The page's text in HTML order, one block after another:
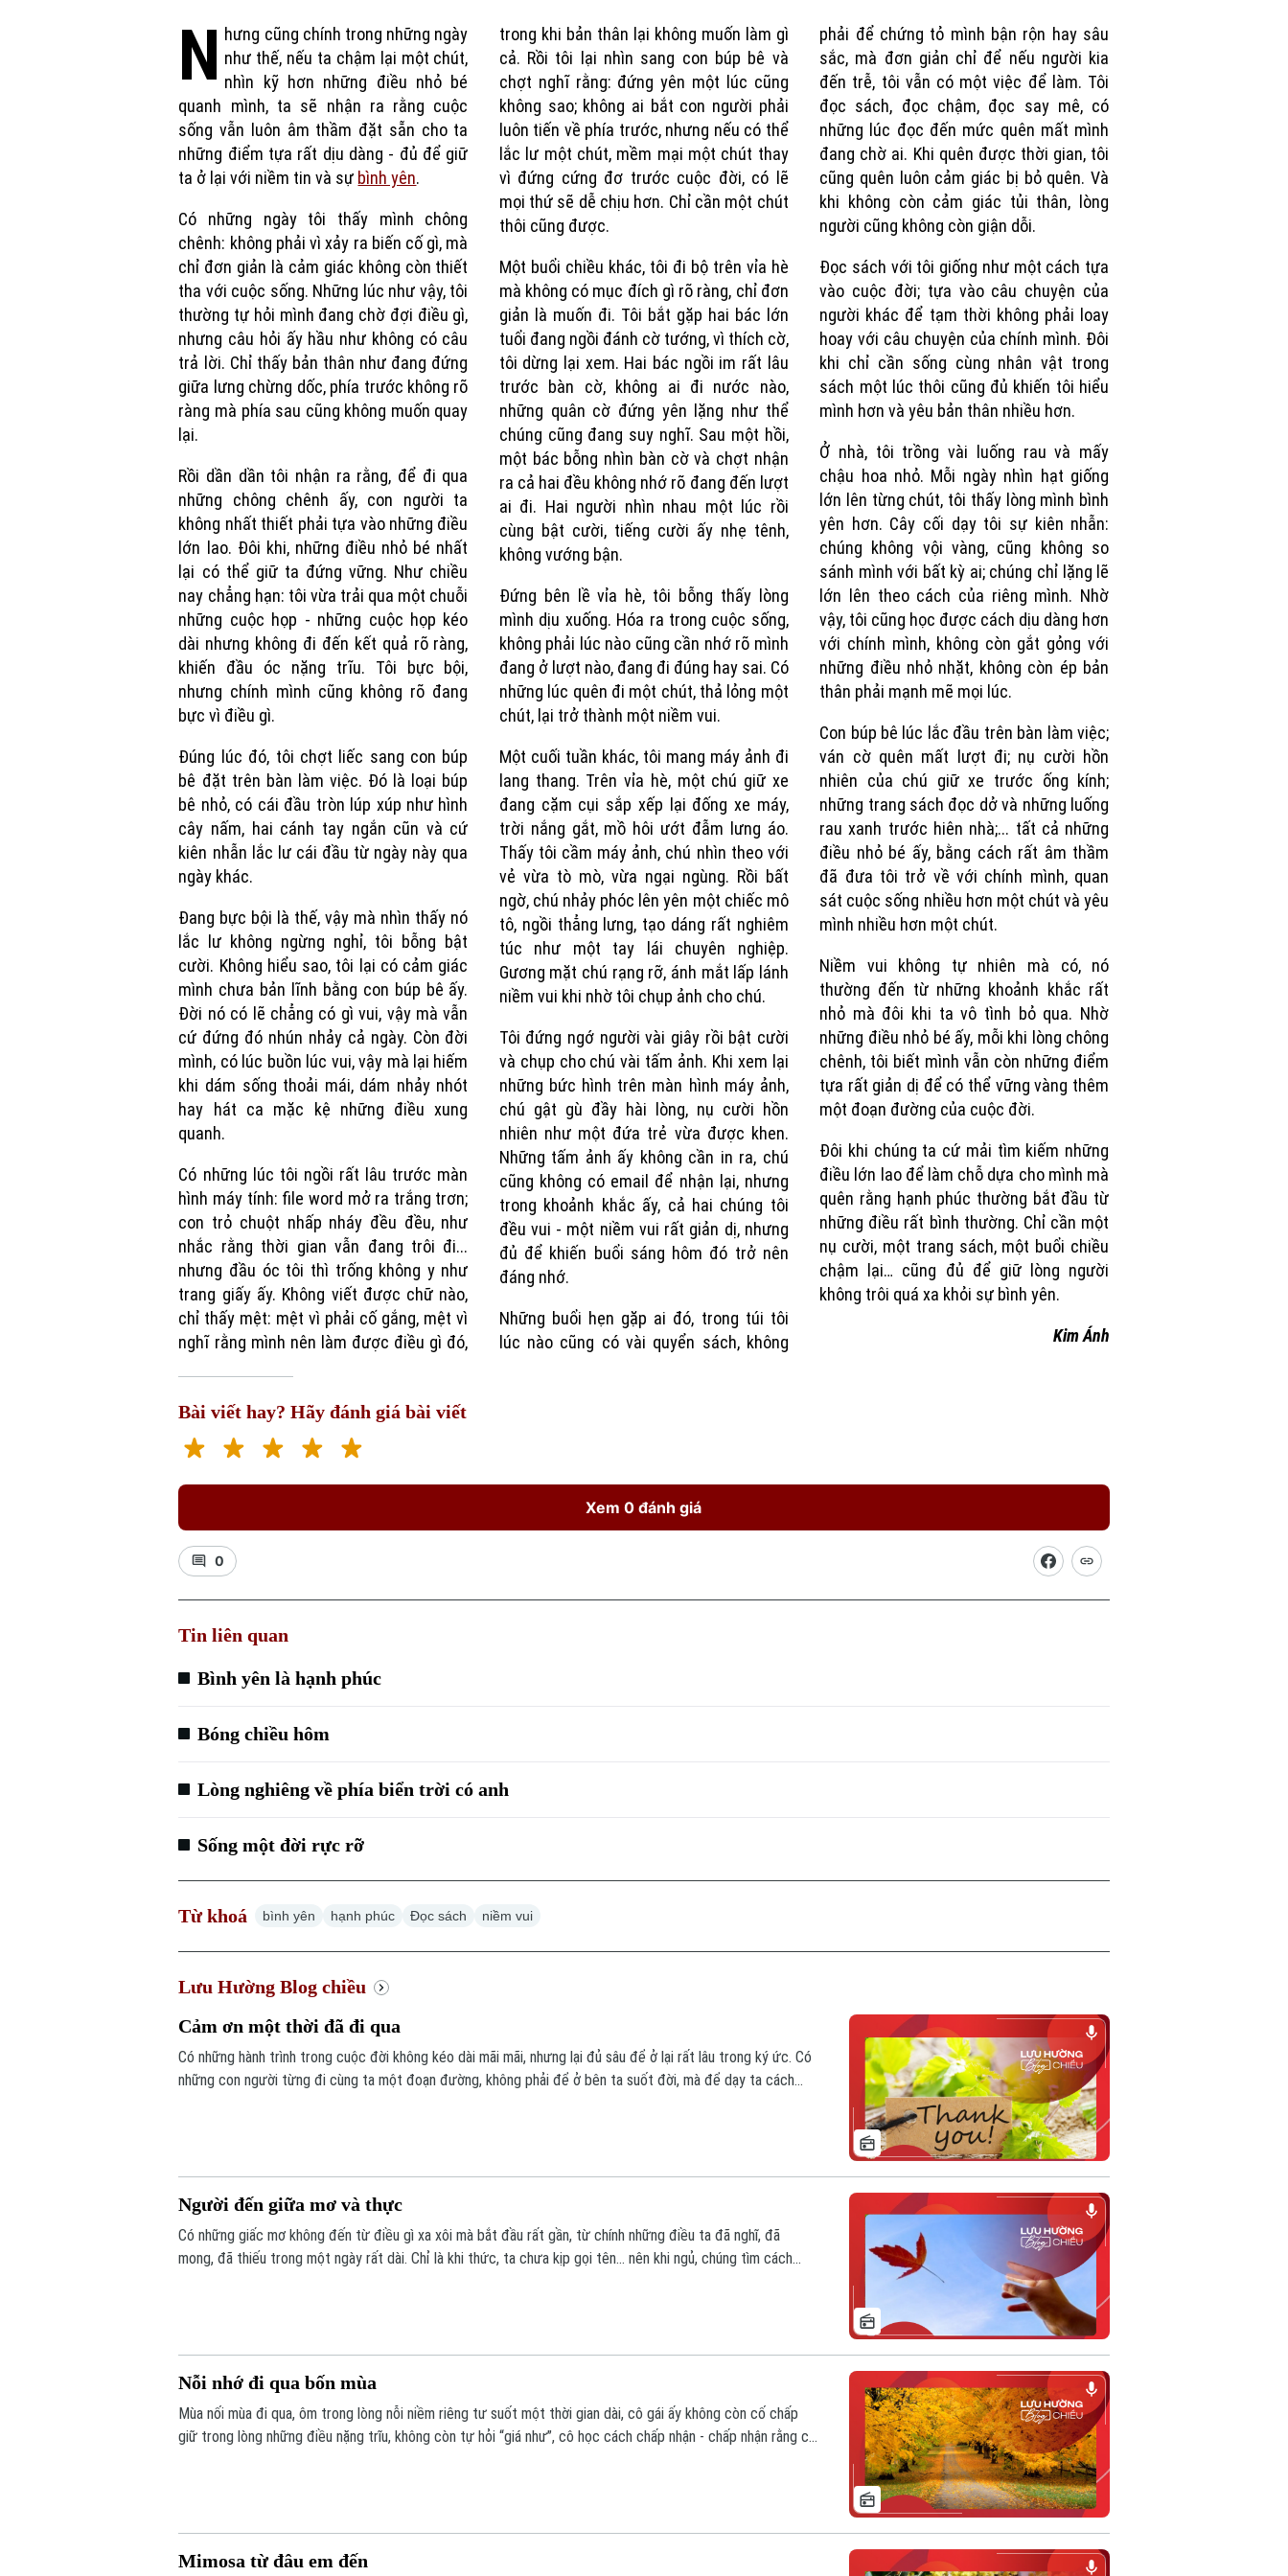
N hưng cũng chính trong những ngày
như thế, nếu ta chậm lại một chút,
nhìn kỹ hơn những điều nhỏ bé
quanh mình, ta sẽ nhận ra rằng cuộc
sống vẫn luôn âm thầm đặt sẵn cho ta
những điểm tựa rất dịu dàng - đủ để giữ
ta ở lại với niềm tin và sự bình yên.
Có những ngày tôi thấy mình chông
chênh: không phải vì xảy ra biến cố gì, mà
chỉ đơn giản là cảm giác không còn thiết
tha với cuộc sống. Những lúc như vậy, tôi
thường tự hỏi mình đang chờ đợi điều gì,
nhưng câu hỏi ấy hầu như không có câu
trả lời. Chỉ thấy bản thân như đang đứng
giữa lưng chừng dốc, phía trước không rõ
ràng mà phía sau cũng không muốn quay
lại.
Rồi dần dần tôi nhận ra rằng, để đi qua
những chông chênh ấy, con người ta
không nhất thiết phải tựa vào những điều
lớn lao. Đôi khi, những điều nhỏ bé nhất
lại có thể giữ ta đứng vững. Như chiều
nay chẳng hạn: tôi vừa trải qua một chuỗi
những cuộc họp - những cuộc họp kéo
dài nhưng không đi đến kết quả rõ ràng,
khiến đầu óc nặng trĩu. Tôi bực bội,
nhưng chính mình cũng không rõ đang
bực vì điều gì.
Đúng lúc đó, tôi chợt liếc sang con búp
bê đặt trên bàn làm việc. Đó là loại búp
bê nhỏ, có cái đầu tròn lúp xúp như hình
cây nấm, hai cánh tay ngắn cũn và cứ
kiên nhẫn lắc lư cái đầu từ ngày này qua
ngày khác.
Đang bực bội là thế, vậy mà nhìn thấy nó
lắc lư không ngừng nghỉ, tôi bỗng bật
cười. Không hiểu sao, tôi lại có cảm giác
mình chưa bản lĩnh bằng con búp bê ấy.
Đời nó có lẽ chẳng có gì vui, vậy mà vẫn
cứ đứng đó nhún nhảy cả ngày. Còn đời
mình, có lúc buồn lúc vui, vậy mà lại hiếm
khi dám sống thoải mái, dám nhảy nhót
hay hát ca mặc kệ những điều xung
quanh.
Có những lúc tôi ngồi rất lâu trước màn
hình máy tính: file word mở ra trắng trơn;
con trỏ chuột nhấp nháy đều đều, như
nhắc rằng thời gian vẫn đang trôi đi...
nhưng đầu óc tôi thì trống không y như
trang giấy ấy. Không viết được chữ nào,
chỉ thấy mệt: mệt vì phải cố gắng, mệt vì
nghĩ rằng mình nên làm được điều gì đó,
trong khi bản thân lại không muốn làm gì
cả. Rồi tôi lại nhìn sang con búp bê và
chợt nghĩ rằng: đứng yên một lúc cũng
không sao; không ai bắt con người phải
luôn tiến về phía trước, nhưng nếu có thể
lắc lư một chút, mềm mại một chút thay
vì đứng cứng đơ trước cuộc đời, có lẽ
mọi thứ sẽ dễ chịu hơn. Chỉ cần một chút
thôi cũng được.
Một buổi chiều khác, tôi đi bộ trên vỉa hè
mà không có mục đích gì rõ ràng, chỉ đơn
giản là muốn đi. Tôi bắt gặp hai bác lớn
tuổi đang ngồi đánh cờ tướng, vì thích cờ,
tôi dừng lại xem. Hai bác ngồi im rất lâu
trước bàn cờ, không ai đi nước nào,
những quân cờ đứng yên lặng như thể
chúng cũng đang suy nghĩ. Sau một hồi,
một bác bỗng nhìn bàn cờ và chợt nhận
ra cả hai đều không nhớ rõ đang đến lượt
ai đi. Hai người nhìn nhau một lúc rồi
cùng bật cười, tiếng cười ấy nhẹ tênh,
không vướng bận.
Đứng bên lề vỉa hè, tôi bỗng thấy lòng
mình dịu xuống. Hóa ra trong cuộc sống,
không phải lúc nào cũng cần nhớ rõ mình
đang ở lượt nào, đang đi đúng hay sai. Có
những lúc quên đi một chút, thả lỏng một
chút, lại trở thành một niềm vui.
Một cuối tuần khác, tôi mang máy ảnh đi
lang thang. Trên vỉa hè, một chú giữ xe
đang cặm cụi sắp xếp lại đống xe máy,
trời nắng gắt, mồ hôi ướt đẫm lưng áo.
Thấy tôi cầm máy ảnh, chú nhìn theo với
vẻ vừa tò mò, vừa ngại ngùng. Rồi bất
ngờ, chú nhảy phóc lên yên một chiếc mô
tô, ngồi thẳng lưng, tạo dáng rất nghiêm
túc như một tay lái chuyên nghiệp.
Gương mặt chú rạng rỡ, ánh mắt lấp lánh
niềm vui khi nhờ tôi chụp ảnh cho chú.
Tôi đứng ngớ người vài giây rồi bật cười
và chụp cho chú vài tấm ảnh. Khi xem lại
những bức hình trên màn hình máy ảnh,
chú gật gù đầy hài lòng, nụ cười hồn
nhiên như một đứa trẻ vừa được khen.
Những tấm ảnh ấy không cần in ra, chú
cũng không có email để nhận lại, nhưng
trong khoảnh khắc ấy, cả hai chúng tôi
đều vui - một niềm vui rất giản dị, nhưng
đủ để khiến buổi sáng hôm đó trở nên
đáng nhớ.
Những buổi hẹn gặp ai đó, trong túi tôi
lúc nào cũng có vài quyển sách, không
phải để chứng tỏ mình bận rộn hay sâu
sắc, mà đơn giản chỉ để nếu người kia
đến trễ, tôi vẫn có một việc để làm. Tôi
đọc sách, đọc chậm, đọc say mê, có
những lúc đọc đến mức quên mất mình
đang chờ ai. Khi quên được thời gian, tôi
cũng quên luôn cảm giác bị bỏ quên. Và
khi không còn cảm giác tủi thân, lòng
người cũng không còn giận dỗi.
Đọc sách với tôi giống như một cách tựa
vào cuộc đời; tựa vào câu chuyện của
người khác để tạm thời không phải loay
hoay với câu chuyện của chính mình. Đôi
khi chỉ cần sống cùng nhân vật trong
sách một lúc thôi cũng đủ khiến tôi hiểu
mình hơn và yêu bản thân nhiều hơn.
Ở nhà, tôi trồng vài luống rau và mấy
chậu hoa nhỏ. Mỗi ngày nhìn hạt giống
lớn lên từng chút, tôi thấy lòng mình bình
yên hơn. Cây cối dạy tôi sự kiên nhẫn:
chúng không vội vàng, cũng không so
sánh mình với bất kỳ ai; chúng chỉ lặng lẽ
lớn lên theo cách của riêng mình. Nhờ
vậy, tôi cũng học được cách dịu dàng hơn
với chính mình, không còn gắt gỏng với
những điều nhỏ nhặt, không còn ép bản
thân phải mạnh mẽ mọi lúc.
Con búp bê lúc lắc đầu trên bàn làm việc;
ván cờ quên mất lượt đi; nụ cười hồn
nhiên của chú giữ xe trước ống kính;
những trang sách đọc dở và những luống
rau xanh trước hiên nhà;... tất cả những
điều nhỏ bé ấy, bằng cách rất âm thầm
đã đưa tôi trở về với chính mình, quan
sát cuộc sống nhiều hơn một chút và yêu
mình nhiều hơn một chút.
Niềm vui không tự nhiên mà có, nó
thường đến từ những khoảnh khắc rất
nhỏ mà đôi khi ta vô tình bỏ qua. Nhờ
những điều nhỏ bé ấy, mỗi khi lòng chông
chênh, tôi biết mình vẫn còn những điểm
tựa rất giản dị để có thể vững vàng thêm
một đoạn đường của cuộc đời.
Đôi khi chúng ta cứ mải tìm kiếm những
điều lớn lao để làm chỗ dựa cho mình mà
quên rằng hạnh phúc thường bắt đầu từ
những điều rất bình thường. Chỉ cần một
nụ cười, một trang sách, một buổi chiều
chậm lại… cũng đủ để giữ lòng người
không trôi quá xa khỏi sự bình yên.
Kim Ánh
Bài viết hay? Hãy đánh giá bài viết
Xem 0 đánh giá
0
Tin liên quan
Bình yên là hạnh phúc
Bóng chiều hôm
Lòng nghiêng về phía biển trời có anh
Sống một đời rực rỡ
Từ khoá bình yên hạnh phúc Đọc sách niềm vui
Lưu Hường Blog chiều
Cảm ơn một thời đã đi qua
Có những hành trình trong cuộc đời không kéo dài mãi mãi, nhưng lại đủ sâu để ở lại rất lâu trong ký ức. Có
những con người từng đi cùng ta một đoạn đường, không phải để ở bên ta suốt đời, mà để dạy ta cách
Người đến giữa mơ và thực
Có những giấc mơ không đến từ điều gì xa xôi mà bắt đầu rất gần, từ chính những điều ta đã nghĩ, đã
mong, đã thiếu trong một ngày rất dài. Chỉ là khi thức, ta chưa kịp gọi tên… nên khi ngủ, chúng tìm cách
Nỗi nhớ đi qua bốn mùa
Mùa nối mùa đi qua, ôm trong lòng nỗi niềm riêng tư suốt một thời gian dài, cô gái ấy không còn cố chấp
giữ trong lòng những điều nặng trĩu, không còn tự hỏi “giá như”, cô học cách chấp nhận - chấp nhận rằng có
Mimosa từ đâu em đến